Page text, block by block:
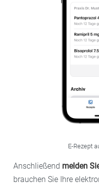
E-Rezept
Anschließend melden
brauchen Sie Ihre